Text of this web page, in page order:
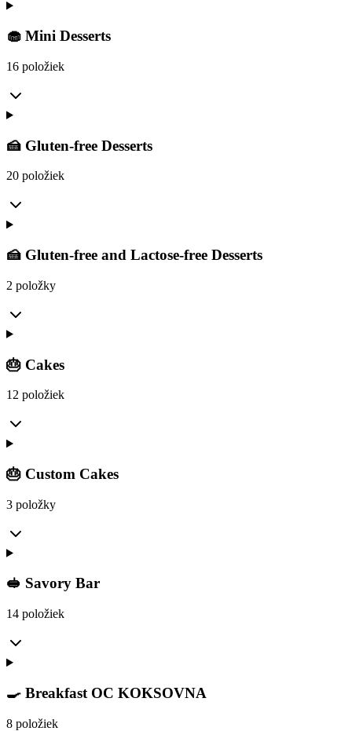
🧁 Mini Desserts
16 položiek
🍰 Gluten-free Desserts
20 položiek
🍰 Gluten-free and Lactose-free Desserts
2 položky
🎂 Cakes
12 položiek
🎂 Custom Cakes
3 položky
🥪 Savory Bar
14 položiek
🍳 Breakfast OC KOKSOVNA
8 položiek